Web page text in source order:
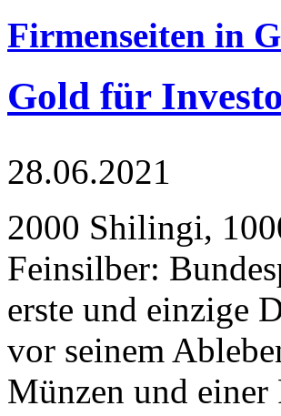
Firmenseiten in
Gold für
28.06.2021
2000 Shilingi,
Feinsilber:
erste und einzige
vor seinem
Münzen und einer